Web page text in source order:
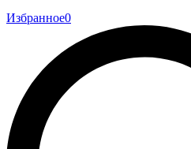
Избранное0